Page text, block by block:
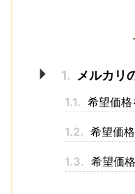
1. メルカリ
1.1. 希望価
1.2. 希望価
1.3. 希望価